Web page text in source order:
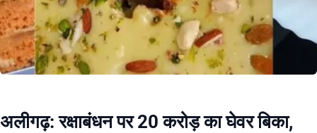
अलीगढ़: रक्षाबंधन पर 20 करोड़ का घेवर बिका,